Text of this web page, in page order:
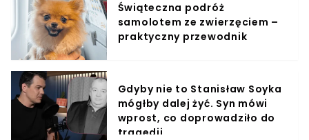
Świąteczna podróż
samolotem ze zwierzęciem –
praktyczny przewodnik
Gdyby nie to Stanisław Soyka
mógłby dalej żyć. Syn mówi
wprost, co doprowadziło do
tragedii